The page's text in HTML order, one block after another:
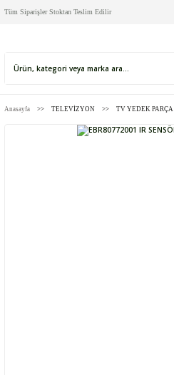
Tüm Siparişler Stoktan Teslim Edilir
Anasayfa TELEVİZYON TV YEDEK PARÇA